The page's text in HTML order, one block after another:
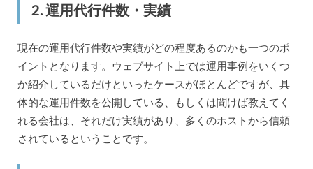
2. 運用代行件数・実績
現在の運用代行件数や実績がどの程度あるのかも一つのポ
イントとなります。ウェブサイト上では運用事例をいくつ
か紹介しているだけといったケースがほとんどですが、具
体的な運用件数を公開している、もしくは聞けば教えてく
れる会社は、それだけ実績があり、多くのホストから信頼
されているということです。